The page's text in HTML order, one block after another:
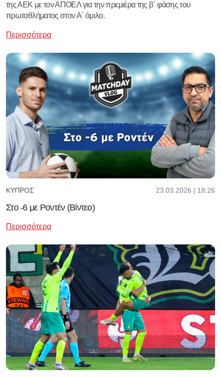
της ΑΕΚ με τον ΑΠΟΕΛ για την πρεμιέρα της β` φάσης του
πρωταθλήματος στον Α` όμιλο.
Περισσότερα
ΚΎΠΡΟΣ 23.03.2026 | 18:26
Στο -6 με Ροντέν (Βίντεο)
Περισσότερα